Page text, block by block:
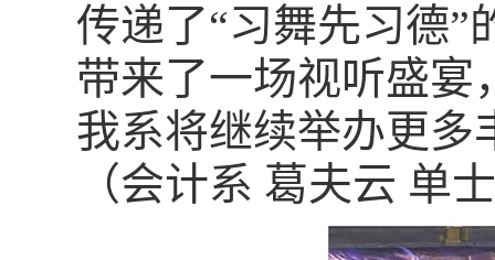
传递了“习舞先习德
带来了一场视听盛宴
我系将继续举办更多
（会计系 葛夫云 单